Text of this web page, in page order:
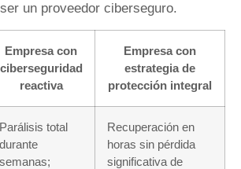
un proveedor ciberseguro.
Empresa con
ciberseguridad
reactiva
Empresa con
estrategia de
protección integral
Parálisis total
durante
semanas;
Recuperación en
horas sin pérdida
significativa de